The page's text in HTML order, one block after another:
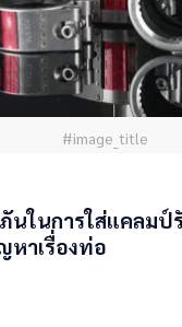
#image_title
นในการใส่แคลมป์
หาเรื่องท่อ